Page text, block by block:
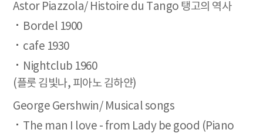
Astor Piazzola/ Histoire du Tango 탱고의 역사
Bordel 1900
cafe 1930
Nightclub 1960
(플룻 김빛나, 피아노 김하얀)
George Gershwin/ Musical songs
The man I love - from Lady be good (Piano